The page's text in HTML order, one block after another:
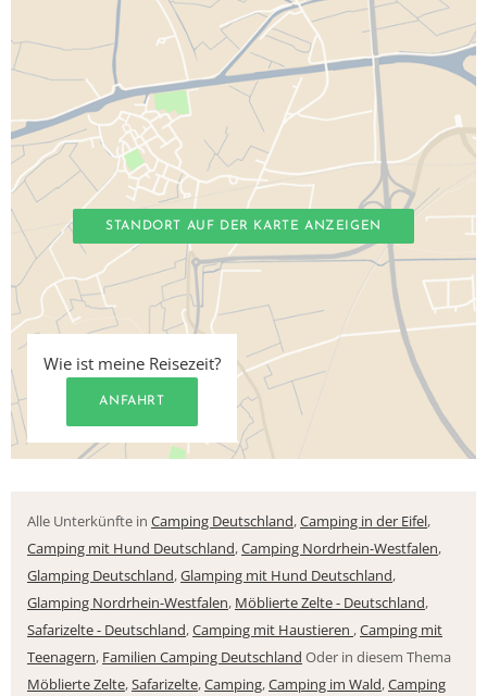
STANDORT AUF DER KARTE ANZEIGEN
Wie ist meine Reisezeit?
ANFAHRT
Alle Unterkünfte in Camping Deutschland,Camping in der Eifel,
Camping mit Hund Deutschland,Camping Nordrhein-Westfalen,
Glamping Deutschland,Glamping mit Hund Deutschland,
Glamping Nordrhein-Westfalen, Möblierte Zelte - Deutschland,
Safarizelte - Deutschland,Camping mit Haustieren ,Camping mit
Teenagern, Familien Camping Deutschland Oder in diesem Thema
Möblierte Zelte,Safarizelte,Camping,Camping im Wald,Camping